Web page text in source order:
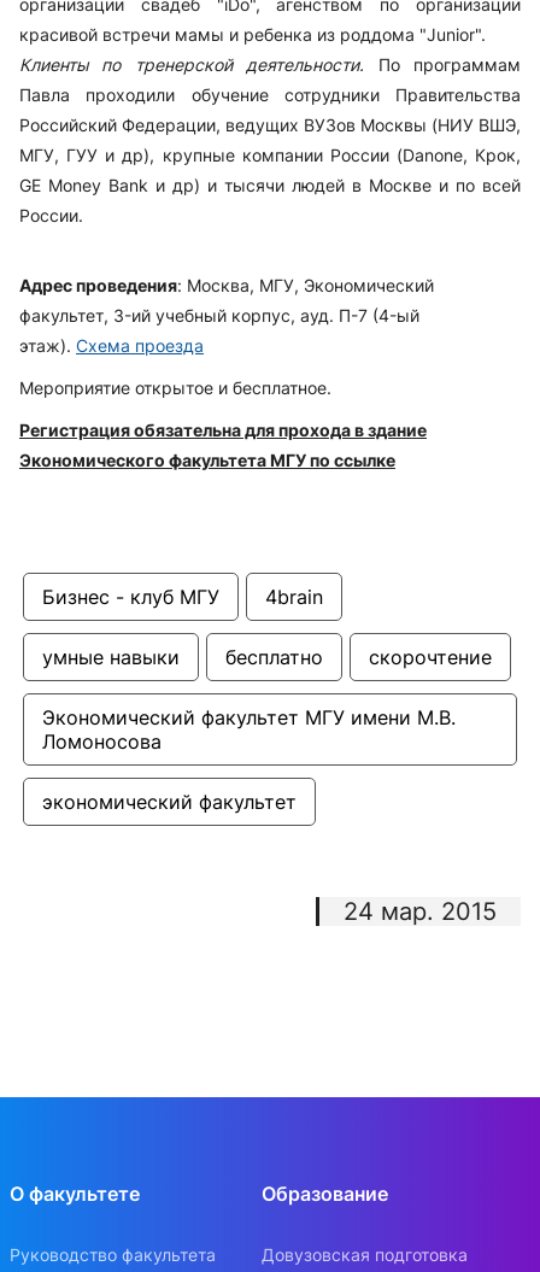
организации свадеб "iDo", агенством по организации
красивой встречи мамы и ребенка из роддома "Junior".
Клиенты по тренерской деятельности. По программам
Павла проходили обучение сотрудники Правительства
Российский Федерации, ведущих ВУЗов Москвы (НИУ ВШЭ,
МГУ, ГУУ и др), крупные компании России (Danone, Крок,
GE Money Bank и др) и тысячи людей в Москве и по всей
России.
Адрес проведения: Москва, МГУ, Экономический
факультет, 3-ий учебный корпус, ауд. П-7 (4-ый
этаж). Схема проезда
Мероприятие открытое и бесплатное.
Регистрация обязательна для прохода в здание
Экономического факультета МГУ по ссылке
Бизнес - клуб МГУ 4brain
умные навыки бесплатно скорочтение
Экономический факультет МГУ имени М.В.
Ломоносова
экономический факультет
24 мар. 2015
О факультете
Руководство факультета
Образование
Довузовская подготовка